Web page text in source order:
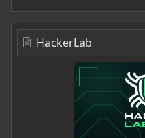
HackerLab